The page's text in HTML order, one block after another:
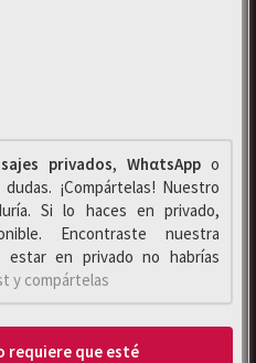
privados, WhαtsAppo
¡Compártelas! Nuestro
Si lo haces en privado,
Encontraste nuestra
en privado no habrías
y compártelas
requiere que esté